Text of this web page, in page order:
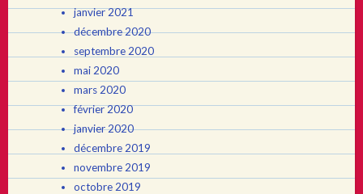
janvier 2021
décembre 2020
septembre 2020
mai 2020
mars 2020
février 2020
janvier 2020
décembre 2019
novembre 2019
octobre 2019